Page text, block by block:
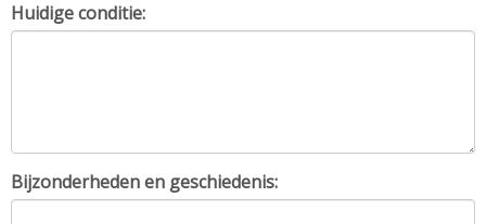
Huidige conditie:
Bijzonderheden en geschiedenis: